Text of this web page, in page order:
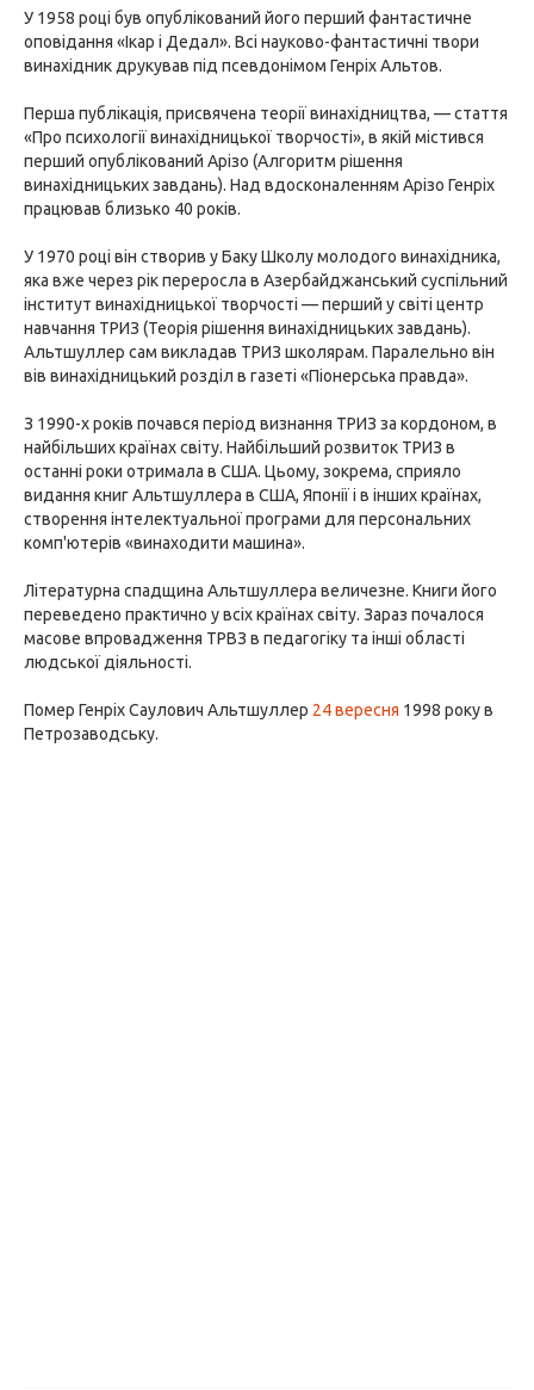
У 1958 році був опублікований його перший фантастичне
оповідання «Ікар і Дедал». Всі науково-фантастичні твори
винахідник друкував під псевдонімом Генріх Альтов.
Перша публікація, присвячена теорії винахідництва, — стаття
«Про психології винахідницької творчості», в якій містився
перший опублікований Арізо (Алгоритм рішення
винахідницьких завдань). Над вдосконаленням Арізо Генріх
працював близько 40 років.
У 1970 році він створив у Баку Школу молодого винахідника,
яка вже через рік переросла в Азербайджанський суспільний
інститут винахідницької творчості — перший у світі центр
навчання ТРИЗ (Теорія рішення винахідницьких завдань).
Альтшуллер сам викладав ТРИЗ школярам. Паралельно він
вів винахідницький розділ в газеті «Піонерська правда».
З 1990-х років почався період визнання ТРИЗ за кордоном, в
найбільших країнах світу. Найбільший розвиток ТРИЗ в
останні роки отримала в США. Цьому, зокрема, сприяло
видання книг Альтшуллера в США, Японії і в інших країнах,
створення інтелектуальної програми для персональних
комп'ютерів «винаходити машина».
Літературна спадщина Альтшуллера величезне. Книги його
переведено практично у всіх країнах світу. Зараз почалося
масове впровадження ТРВЗ в педагогіку та інші області
людської діяльності.
Помер Генріх Саулович Альтшуллер 24 вересня 1998 року в
Петрозаводську.